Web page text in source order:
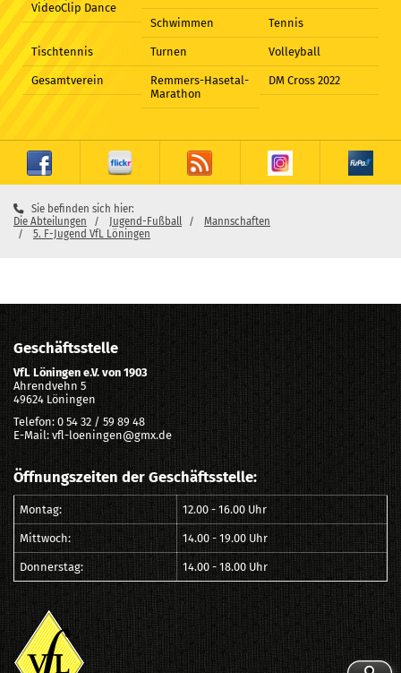
VideoClip Dance
Schwimmen Tennis
Tischtennis Turnen Volleyball
Gesamtverein
Remmers-Hasetal-
Marathon
DM Cross 2022
Sie befinden sich hier:
Die Abteilungen
Jugend-Fußball
Mannschaften
5. F-Jugend VfL Löningen
Geschäftsstelle
VfL Löningen e.V. von 1903
Ahrendvehn 5
49624 Löningen
Telefon: 0 54 32 / 59 89 48
E-Mail: vfl-loeningen@gmx.de
Öffnungszeiten der Geschäftsstelle:
Montag: 12.00 - 16.00 Uhr
Mittwoch: 14.00 - 19.00 Uhr
Donnerstag: 14.00 - 18.00 Uhr